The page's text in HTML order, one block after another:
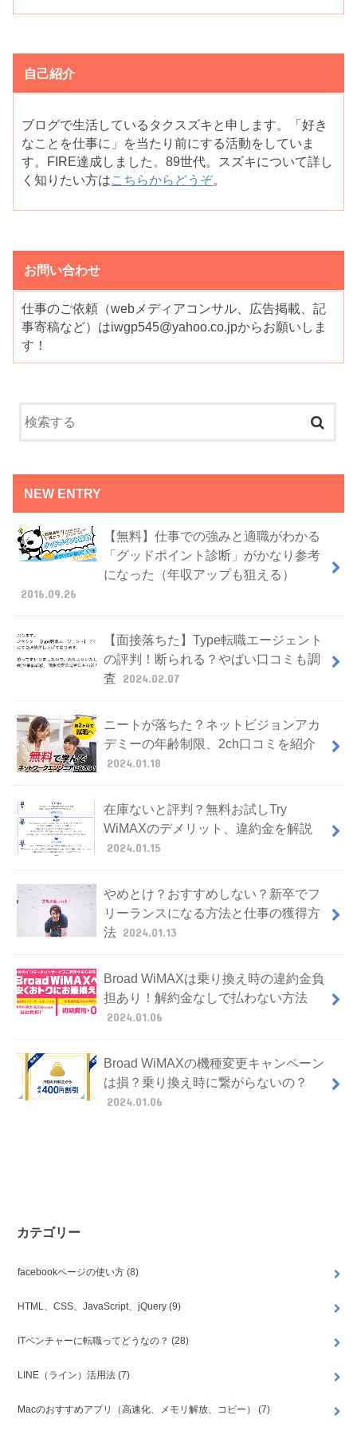
自己紹介
ブログで生活しているタクスズキと申します。「好き
なことを仕事に」を当たり前にする活動をしていま
す。FIRE達成しました。89世代。スズキについて詳し
く知りたい方はこちらからどうぞ。
お問い合わせ
仕事のご依頼（webメディアコンサル、広告掲載、記
事寄稿など）はiwgp545@yahoo.co.jpからお願いしま
す！
NEW ENTRY
【無料】仕事での強みと適職がわかる
「グッドポイント診断」がかなり参考
になった（年収アップも狙える）
2016.09.26
【面接落ちた】Type転職エージェント
の評判！断られる？やばい口コミも調
査 2024.02.07
ニートが落ちた？ネットビジョンアカ
デミーの年齢制限、2ch口コミを紹介
2024.01.18
在庫ないと評判？無料お試しTry
WiMAXのデメリット、違約金を解説
2024.01.15
やめとけ？おすすめしない？新卒でフ
リーランスになる方法と仕事の獲得方
法 2024.01.13
Broad WiMAXは乗り換え時の違約金負
担あり！解約金なしで払わない方法
2024.01.06
Broad WiMAXの機種変更キャンペーン
は損？乗り換え時に繋がらないの？
2024.01.06
カテゴリー
facebookページの使い方 (8)
HTML、CSS、JavaScript、jQuery (9)
ITベンチャーに転職ってどうなの？ (28)
LINE（ライン）活用法 (7)
Macのおすすめアプリ（高速化、メモリ解放、コピー） (7)